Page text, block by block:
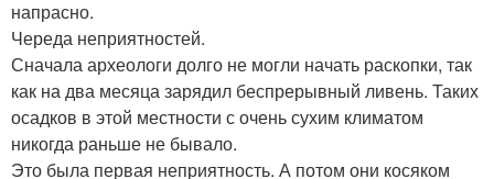
напрасно.
Череда неприятностей.
Сначала археологи долго не могли начать раскопки, так
как на два месяца зарядил беспрерывный ливень. Таких
осадков в этой местности с очень сухим климатом
никогда раньше не бывало.
Это была первая неприятность. А потом они косяком